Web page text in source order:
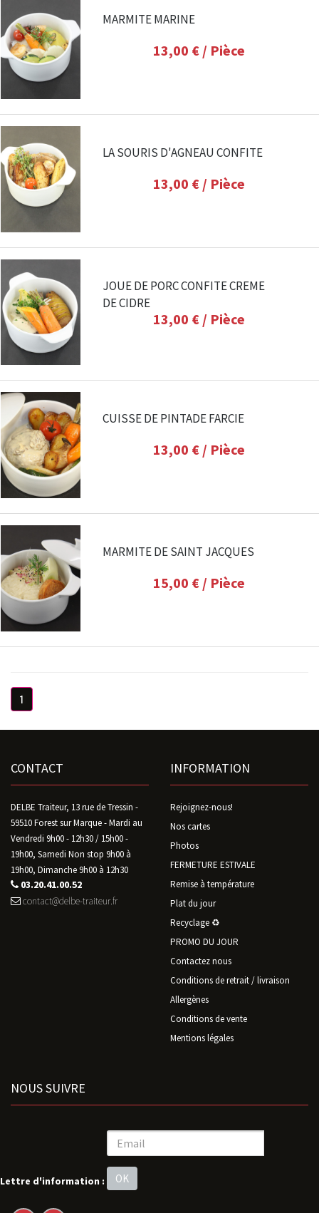
MARMITE MARINE
13,00 € / Pièce
LA SOURIS D'AGNEAU CONFITE
13,00 € / Pièce
JOUE DE PORC CONFITE CREME
DE CIDRE
13,00 € / Pièce
CUISSE DE PINTADE FARCIE
13,00 € / Pièce
MARMITE DE SAINT JACQUES
15,00 € / Pièce
1
CONTACT
DELBE Traiteur, 13 rue de Tressin -
59510 Forest sur Marque - Mardi au
Vendredi 9h00 - 12h30 / 15h00 -
19h00, Samedi Non stop 9h00 à
19h00, Dimanche 9h00 à 12h30
03.20.41.00.52
contact@delbe-traiteur.fr
INFORMATION
Rejoignez-nous!
Nos cartes
Photos
FERMETURE ESTIVALE
Remise à température
Plat du jour
Recyclage ♻️
PROMO DU JOUR
Contactez nous
Conditions de retrait / livraison
Allergènes
Conditions de vente
Mentions légales
NOUS SUIVRE
Lettre d'information : OK